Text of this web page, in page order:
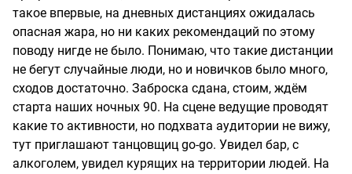
такое впервые, на дневных дистанциях ожидалась
опасная жара, но ни каких рекомендаций по этому
поводу нигде не было. Понимаю, что такие дистанции
не бегут случайные люди, но и новичков было много,
сходов достаточно. Заброска сдана, стоим, ждём
старта наших ночных 90. На сцене ведущие проводят
какие то активности, но подхвата аудитории не вижу,
тут приглашают танцовщиц go-go. Увидел бар, с
алкоголем, увидел курящих на территории людей. На